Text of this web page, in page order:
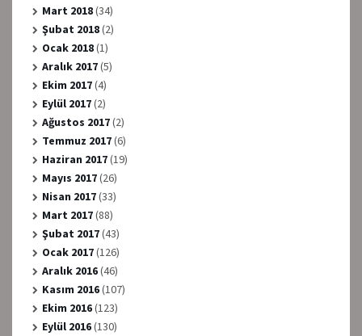
Mart 2018(34)
Şubat 2018(2)
Ocak 2018(1)
Aralık 2017(5)
Ekim 2017(4)
Eylül 2017(2)
Ağustos 2017(2)
Temmuz 2017(6)
Haziran 2017(19)
Mayıs 2017(26)
Nisan 2017(33)
Mart 2017(88)
Şubat 2017(43)
Ocak 2017(126)
Aralık 2016(46)
Kasım 2016(107)
Ekim 2016(123)
Eylül 2016(130)